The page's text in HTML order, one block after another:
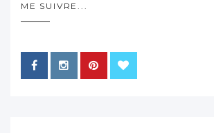
ME SUIVRE...